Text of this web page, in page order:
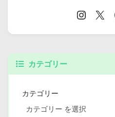
カテゴリー
カテゴリー